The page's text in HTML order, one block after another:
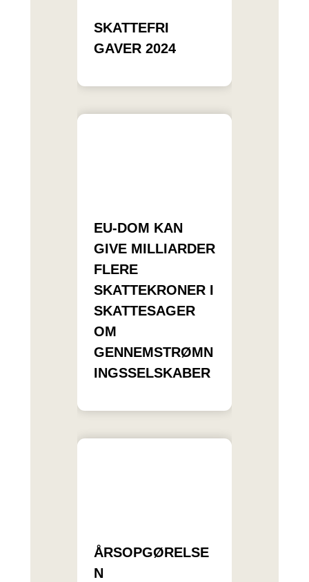
SKATTEFRI
GAVER 2024
EU-DOM KAN
GIVE MILLIARDER
FLERE
SKATTEKRONER I
SKATTESAGER
OM
GENNEMSTRØMN
INGSSELSKABER
ÅRSOPGØRELSE
N